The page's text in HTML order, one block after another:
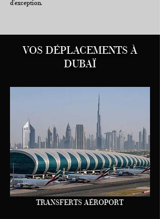
d’exception.
VOS DÉPLACEMENTS À
DUBAÏ
TRANSFERTS AÉROPORT